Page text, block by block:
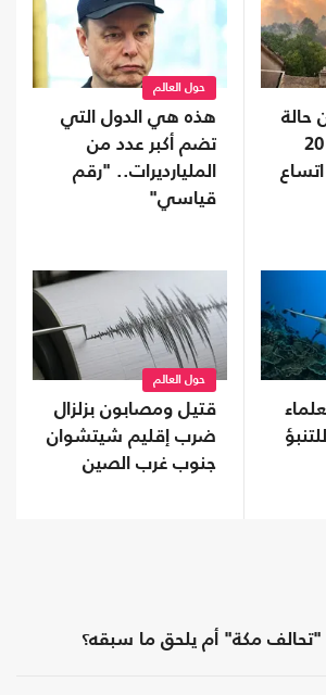
حالة
الطوارئ ويجلي 20
حول العالم
هذه هي الدول التي
تضم أكبر عدد من
المليارديرات.. "رقم
قياسي"
حول العالم
قتيل ومصابون بزلزال
ضرب إقليم شيتشوان
جنوب غرب الصين
مكة" أم يلحق ما سبقه؟